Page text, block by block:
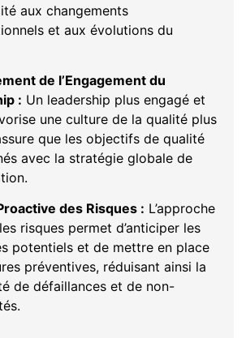
aux changements
et aux évolutions du
de l’Engagement du
: Un leadership plus engagé et
une culture de la qualité plus
que les objectifs de qualité
avec la stratégie globale de
des Risques : L’approche
risques permet d’anticiper les
potentiels et de mettre en place
préventives, réduisant ainsi la
de défaillances et de non-